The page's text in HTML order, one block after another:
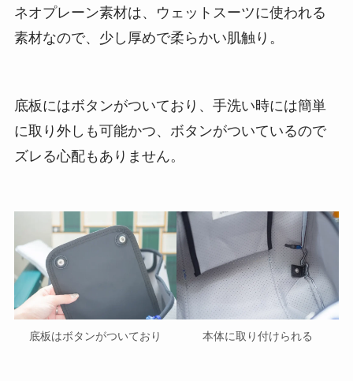
ネオプレーン素材は、ウェットスーツに使われる
素材なので、少し厚めで柔らかい肌触り。
底板にはボタンがついており、手洗い時には簡単
に取り外しも可能かつ、ボタンがついているので
ズレる心配もありません。
底板はボタンがついており 本体に取り付けられる